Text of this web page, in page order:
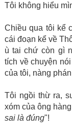
Tôi không hiểu
Chiều qua tôi kể
cái đoạn kể về
ù tai chứ còn gì
tích về chuyện
của tôi, nàng
Tôi ngồi thừ ra,
xóm của ông
sai là đúng"!